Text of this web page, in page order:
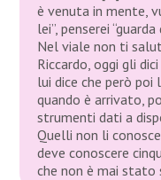
è venuta in mente,
lei”, penserei
Nel viale non ti
Riccardo, oggi gli
lui dice che però poi
quando è arrivato,
strumenti dati a
Quelli non li
deve conoscere
che non è mai stato